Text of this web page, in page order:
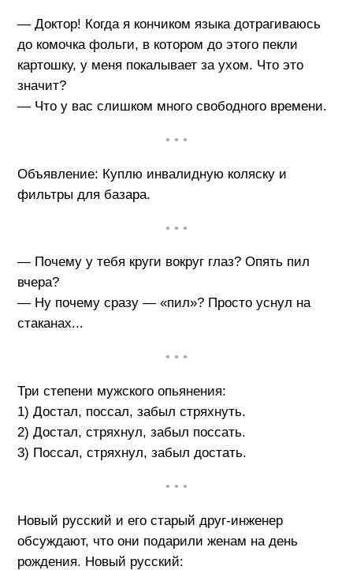
— Доктор! Когда я кончиком языка дотрагиваюсь
до комочка фольги, в котором до этого пекли
картошку, у меня покалывает за ухом. Что это
значит?
— Что у вас слишком много свободного времени.
• • •
Объявление: Куплю инвалидную коляску и
фильтры для базара.
• • •
— Почему у тебя круги вокруг глаз? Опять пил
вчера?
— Ну почему сразу — «пил»? Просто уснул на
стаканах...
• • •
Три степени мужского опьянения:
1) Достал, поссал, забыл стряхнуть.
2) Достал, стряхнул, забыл поссать.
3) Поссал, стряхнул, забыл достать.
• • •
Новый русский и его старый друг-инженер
обсуждают, что они подарили женам на день
рождения. Новый русский: